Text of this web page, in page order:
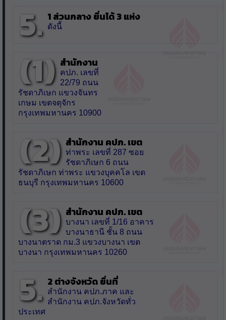
5. 1 ส่วนกลาง ยื่นได้ 3 แห่ง
ดังนี้
(1) สำนักงาน
คปภ. เลขที่
22/79 ถนน
รัชดาภิเษก แขวงจันทร
เกษม เขตจตุจักร
กรุงเทพมหานคร 10900
(2) สำนักงาน คปภ. เขต
ท่าพระ เลขที่ 287 ซอย
รัชดาภิเษก 6 ถนน
รัชดาภิเษก ท่าพระ แขวงบุคคโล เขต
ธนบุรี กรุงเทพมหานคร 10600
(3) สำนักงาน คปภ. เขต
บางนา เลขที่ 1/16 อาคาร
บางนาธานี ชั้น 8 ถนน
บางนาตราด กม.3 แขวงบางนา เขต
บางนา กรุงเทพมหานคร 10260
5. 2 ต่างจังหวัด ยื่นที่
สำนักงาน คปภ.ภาค และ
สำนักงาน คปภ.จังหวัดทั่ว
ประเทศ